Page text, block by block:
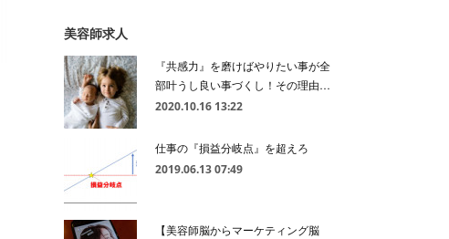
美容師求人
『共感力』を磨けばやりたい事が全
部叶うし良い事づくし！その理由…
2020.10.16 13:22
仕事の『損益分岐点』を超えろ
2019.06.13 07:49
【美容師脳からマーケティング脳